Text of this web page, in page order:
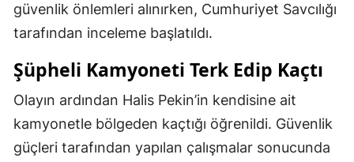
güvenlik önlemleri alınırken, Cumhuriyet Savcılığı
tarafından inceleme başlatıldı.
Şüpheli Kamyoneti Terk Edip Kaçtı
Olayın ardından Halis Pekin’in kendisine ait
kamyonetle bölgeden kaçtığı öğrenildi. Güvenlik
güçleri tarafından yapılan çalışmalar sonucunda